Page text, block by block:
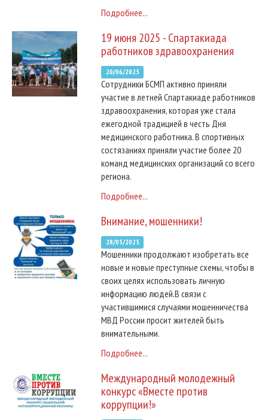
Подробнее...
19 июня 2025 - Спартакиада
работников здравоохранения
20/06/2025
Сотрудники БСМП активно приняли
участие в летней Спартакиаде работников
здравоохранения, которая уже стала
ежегодной традицией в честь Дня
медицинского работника. В спортивных
состязаниях приняли участие более 20
команд медицинских организаций со всего
региона.
Подробнее...
Внимание, мошенники!
28/05/2025
Мошенники продолжают изобретать все
новые и новые преступные схемы, чтобы в
своих целях использовать личную
информацию людей.В связи с
участившимися случаями мошенничества
МВД России просит жителей быть
внимательными.
Подробнее...
Международный молодежный
конкурс «Вместе против
коррупции!»